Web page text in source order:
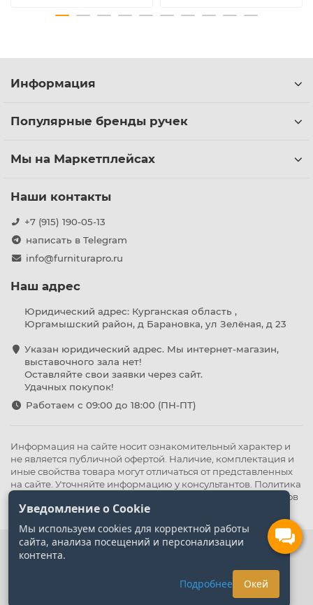
Информация
Популярные бренды ручек
Мы на Маркетплейсах
Наши контакты
+7 (915) 190-05-13
написать в Telegram
info@furniturapro.ru
Наш адрес
Юридический адрес: Курганская область ,
Юргамышский район, д Барановка, ул Зелёная, д 23
Указан юридический адрес. Мы интернет-магазин,
выставочного зала нет!
Оставляйте свои заявки через сайт.
Удачных покупок!
Работаем с 09:00 до 18:00 (ПН-ПТ)
Информация на сайте носит ознакомительный характер и
не является публичной офертой. Наличие, комплектация и
иные свойства товара могут отличаться от представленных
на сайте. Уточняйте информацию у консультантов. Политика
Политика обработки файлов
cookie
Уведомление о Cookie
Мы используем cookies для корректной работы
сайта, анализа посещений и персонализации
контента.
Подробнее Окей